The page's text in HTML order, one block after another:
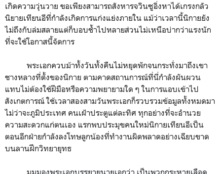
เกิดความวุ่นวาย ขอเพียงสามารถสังหารจวินซูอิ่งหาได้เกรงกลัว
นิยายเทียนอีที่กำลังเกิดการแก่งแย่งภายใน แม้ว่าเวลานี้นิกายยัง
ไม่ถึงกับล่มสลายแต่ก็บอบช้ำไปหลายส่วนไม่เหนือบ่ากว่าแรงนัก
ที่จะใช้โอกาสนี้จัดการ
พระเอกควบม้าทั้งวันทั้งคืนไม่หยุดพักจนกระทั่งมาถึงเขา
ชางหลางที่ตั้งของนิกาย ตามคาดสถานการณ์ที่นี่กำลังผันผวน
แทบไม่ต้องใช้ฝีมือหรือความพยายามใด ๆ ในการแอบเข้าไป
สังเกตการณ์ ใช้เวลาสองสามวันพระเอกก็รวบรวมข้อมูลทั้งหมดมา
ไม่ว่าจะภูมิประเทศ คนเฝ้าประตูแต่ละทิศ ทุกอย่างที่จะอำนวย
ความสะดวกแก่ตนเอง แรกพบประมุขคนใหม่นิกายเทียนอีเป็น
ตอนอีกฝ่ายกำลังลงโทษลูกน้องที่ทำงานผิดพลาดอย่างเฉียบขาด
บนลานฝึกวิทยายุทธ